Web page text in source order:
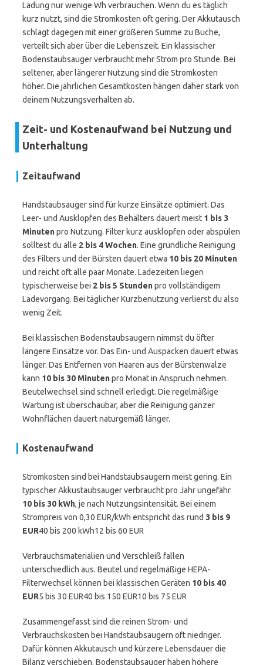
Ladung nur wenige Wh verbrauchen. Wenn du es täglich
kurz nutzt, sind die Stromkosten oft gering. Der Akkutausch
schlägt dagegen mit einer größeren Summe zu Buche,
verteilt sich aber über die Lebenszeit. Ein klassischer
Bodenstaubsauger verbraucht mehr Strom pro Stunde. Bei
seltener, aber längerer Nutzung sind die Stromkosten
höher. Die jährlichen Gesamtkosten hängen daher stark von
deinem Nutzungsverhalten ab.
Zeit- und Kostenaufwand bei Nutzung und
Unterhaltung
Zeitaufwand
Handstaubsauger sind für kurze Einsätze optimiert. Das
Leer- und Ausklopfen des Behälters dauert meist 1 bis 3
Minutenpro Nutzung. Filter kurz ausklopfen oder abspülen
solltest du alle 2 bis 4 Wochen. Eine gründliche Reinigung
des Filters und der Bürsten dauert etwa 10 bis 20 Minuten
und reicht oft alle paar Monate. Ladezeiten liegen
typischerweise bei 2 bis 5 Stundenpro vollständigem
Ladevorgang. Bei täglicher Kurzbenutzung verlierst du also
wenig Zeit.
Bei klassischen Bodenstaubsaugern nimmst du öfter
längere Einsätze vor. Das Ein- und Auspacken dauert etwas
länger. Das Entfernen von Haaren aus der Bürstenwalze
kann 10 bis 30 Minutenpro Monat in Anspruch nehmen.
Beutelwechsel sind schnell erledigt. Die regelmäßige
Wartung ist überschaubar, aber die Reinigung ganzer
Wohnflächen dauert naturgemäß länger.
Kostenaufwand
Stromkosten sind bei Handstaubsaugern meist gering. Ein
typischer Akkustaubsauger verbraucht pro Jahr ungefähr
10 bis 30 kWh, je nach Nutzungsintensität. Bei einem
Strompreis von 0,30 EUR/kWh entspricht das rund 3 bis 9
EUR40 bis 200 kWh12 bis 60 EUR
Verbrauchsmaterialien und Verschleiß fallen
unterschiedlich aus. Beutel und regelmäßige HEPA-
Filterwechsel können bei klassischen Geräten 10 bis 40
EUR5 bis 30 EUR40 bis 150 EUR10 bis 75 EUR
Zusammengefasst sind die reinen Strom- und
Verbrauchskosten bei Handstaubsaugern oft niedriger.
Dafür können Akkutausch und kürzere Lebensdauer die
Bilanz verschieben. Bodenstaubsauger haben höhere